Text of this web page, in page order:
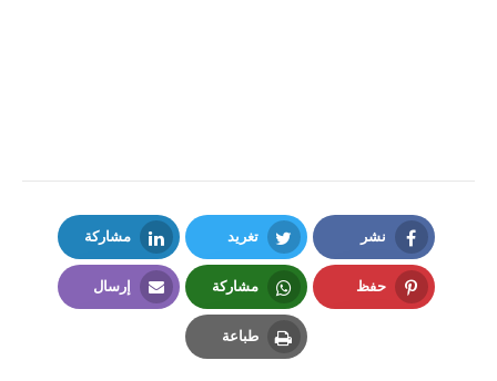
نشر
Facebook
تغريد
Twitter
مشاركة
LinkedIn
حفظ مشاركة
Whatsapp
إرسال
طباعة